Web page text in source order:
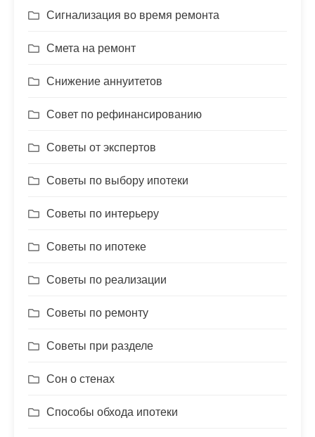
Сигнализация во время ремонта
Смета на ремонт
Снижение аннуитетов
Совет по рефинансированию
Советы от экспертов
Советы по выбору ипотеки
Советы по интерьеру
Советы по ипотеке
Советы по реализации
Советы по ремонту
Советы при разделе
Сон о стенах
Способы обхода ипотеки